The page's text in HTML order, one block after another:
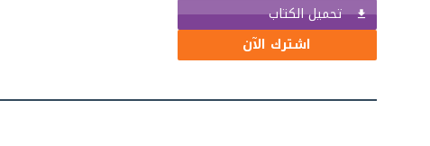
تحميل الكتاب
اشترك الآن